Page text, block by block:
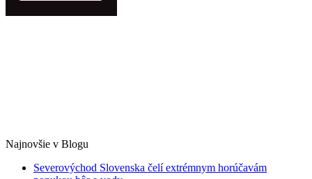
Najnovšie v Blogu
Severovýchod Slovenska čelí extrémnym horúčavám